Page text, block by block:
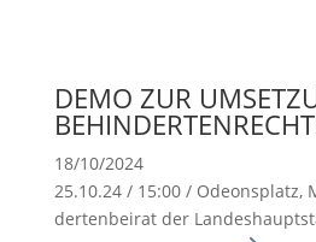
DEMO ZUR
18/10/2024
25.10.24 / 15:00 /
der­ten­beirat der